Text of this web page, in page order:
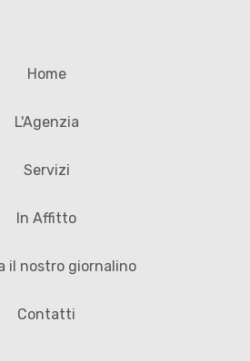
Home
L'Agenzia
Servizi
In Affitto
il nostro giornalino
Contatti